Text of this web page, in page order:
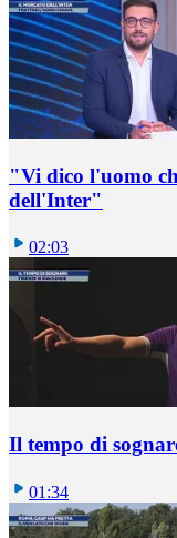
"Vi dico l'uomo
dell'Inter"
02:03
Il tempo di
01:34